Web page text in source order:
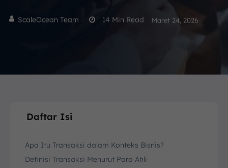
ScaleOcean Team 14 Min Read Maret 24, 2026
Daftar Isi
Apa Itu Transaksi dalam Konteks Bisnis?
Definisi Transaksi Menurut Para Ahli